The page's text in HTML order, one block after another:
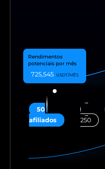
50
725,545
250